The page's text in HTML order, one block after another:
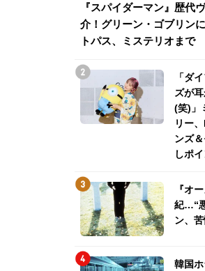
『スパイダーマン』歴代
介！グリーン・ゴブリン
トパス、ミステリオまで
「ダ
ズが
(笑)」
リー
ンズ
しポ
『オ
紀…“
ン、
韓国